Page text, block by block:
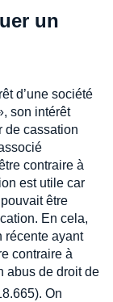
un
d’une société
son intérêt
de cassation
contraire à
est utile car
être
En cela,
récente ayant
contraire à
abus de droit de
On